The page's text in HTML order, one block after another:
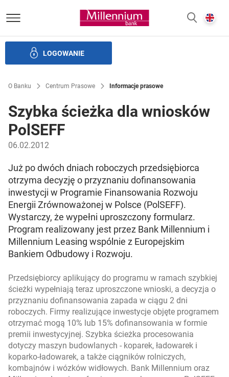
Bank Millennium homepage
LOGOWANIE
O Banku Centrum Prasowe Informacje prasowe
Szybka ścieżka dla wniosków
PolSEFF
06.02.2012
Już po dwóch dniach roboczych przedsiębiorca
otrzyma decyzję o przyznaniu dofinansowania
inwestycji w Programie Finansowania Rozwoju
Energii Zrównoważonej w Polsce (PolSEFF).
Wystarczy, że wypełni uproszczony formularz.
Program realizowany jest przez Bank Millennium i
Millennium Leasing wspólnie z Europejskim
Bankiem Odbudowy i Rozwoju.
Przedsiębiorcy aplikujący do programu w ramach szybkiej
ścieżki wypełniają teraz uproszczone wnioski, a decyzja o
przyznaniu dofinansowania zapada w ciągu 2 dni
roboczych. Firmy realizujące inwestycje objęte programem
otrzymać mogą 10% lub 15% dofinansowania w formie
premii inwestycyjnej. Szybka ścieżka procesowania
dotyczy maszyn budowlanych - koparek, ładowarek i
koparko-ładowarek, a także ciągników rolniczych,
kombajnów i wózków widłowych. Bank Millennium oraz